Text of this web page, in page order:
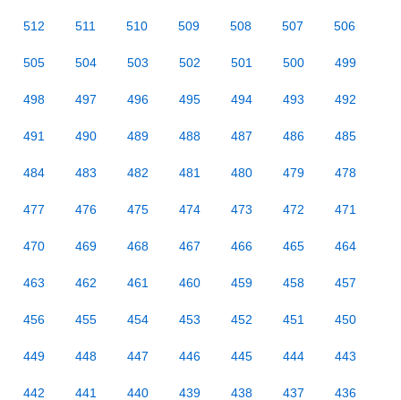
512 511 510 509 508 507 506
505 504 503 502 501 500 499
498 497 496 495 494 493 492
491 490 489 488 487 486 485
484 483 482 481 480 479 478
477 476 475 474 473 472 471
470 469 468 467 466 465 464
463 462 461 460 459 458 457
456 455 454 453 452 451 450
449 448 447 446 445 444 443
442 441 440 439 438 437 436